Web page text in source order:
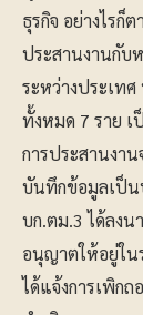
ธุรกิจ อย่างไรก็
ประสานงานกับ
ระหว่างประเท
ทั้งหมด 7 ราย เ
การประสานงาน
บันทึกข้อมูลเป็น
บก.ตม.3 ได้ลงน
อนุญาตให้อยู่ใน
ได้แจ้งการเพิก